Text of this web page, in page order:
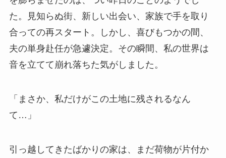
た。見知らぬ街、新しい出会い、家族で手を取り
合っての再スタート。しかし、喜びもつかの間、
夫の単身赴任が急遽決定。その瞬間、私の世界は
音を立てて崩れ落ちた気がしました。
「まさか、私だけがこの土地に残されるなん
て…」
引っ越してきたばかりの家は、まだ荷物が片付か